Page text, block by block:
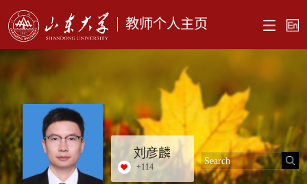
教师个人主页
刘彦麟
+114